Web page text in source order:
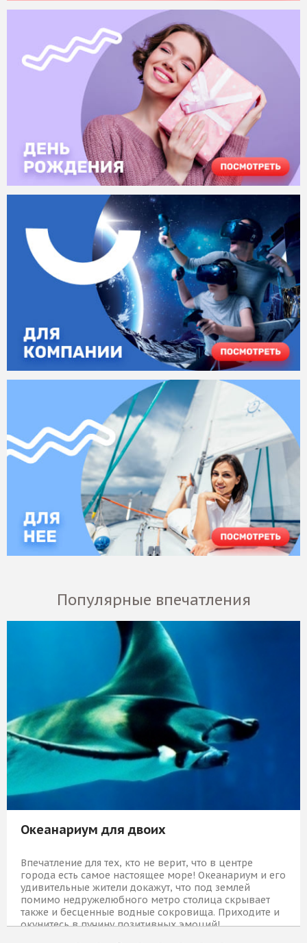
Популярные впечатления
Океанариум для двоих
Впечатление для тех, кто не верит, что в центре
города есть самое настоящее море! Океанариум и его
удивительные жители докажут, что под землей
помимо недружелюбного метро столица скрывает
также и бесценные водные сокровища. Приходите и
окунитесь в пучину позитивных эмоций!